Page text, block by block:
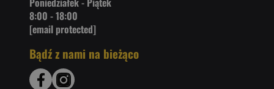
8:00 - 18:00
[email protected]
Bądź z nami na bieżąco